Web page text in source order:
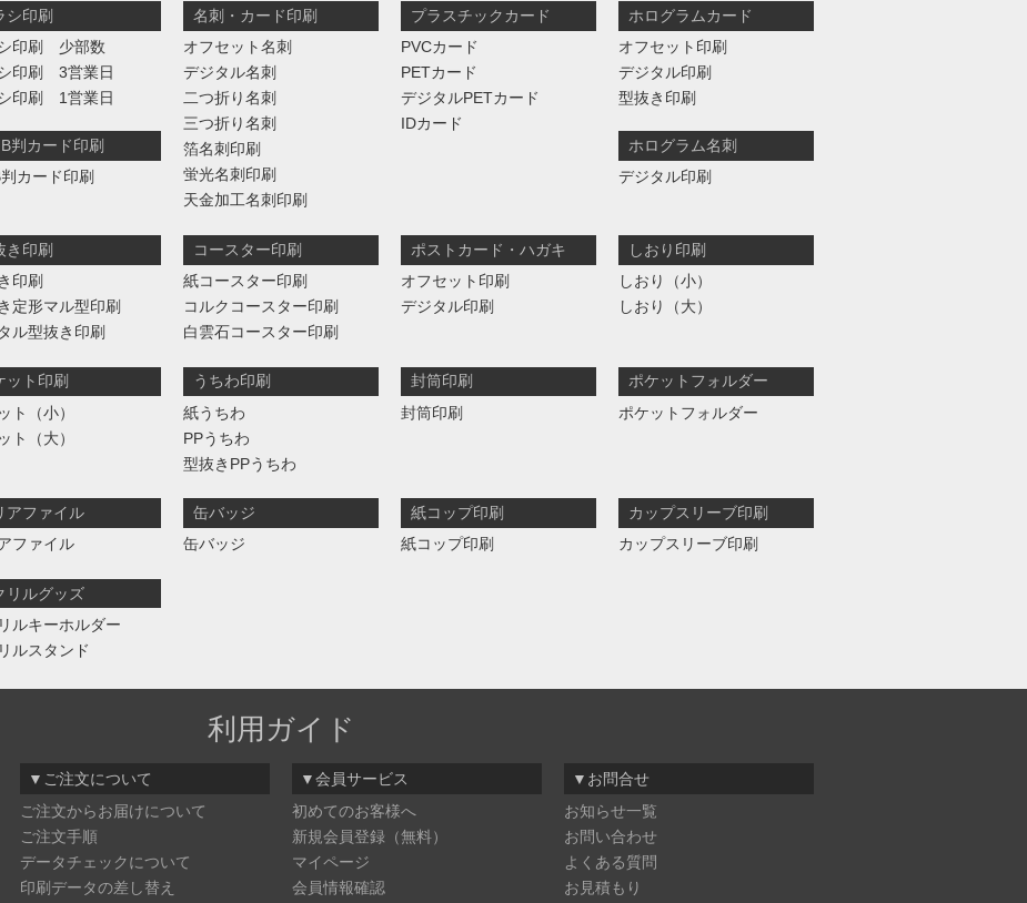
シ印刷
印刷 少部数
印刷 3営業日
印刷 1営業日
判カード印刷
カード印刷
名刺・カード印刷
オフセット名刺
デジタル名刺
二つ折り名刺
三つ折り名刺
箔名刺印刷
蛍光名刺印刷
天金加工名刺印刷
プラスチックカード
PVCカード
PETカード
デジタルPETカード
IDカード
ホログラムカード
オフセット印刷
デジタル印刷
型抜き印刷
ホログラム名刺
デジタル印刷
き印刷
印刷
定形マル型印刷
ル型抜き印刷
コースター印刷
紙コースター印刷
コルクコースター印刷
白雲石コースター印刷
ポストカード・ハガキ
オフセット印刷
デジタル印刷
しおり印刷
しおり（小）
しおり（大）
ット印刷
ト（小）
ト（大）
うちわ印刷
紙うちわ
PPうちわ
型抜きPPうちわ
封筒印刷
封筒印刷
ポケットフォルダー
ポケットフォルダー
アファイル
ファイル
缶バッジ
缶バッジ
紙コップ印刷
紙コップ印刷
カップスリーブ印刷
カップスリーブ印刷
リルグッズ
ルキーホルダー
ルスタンド
利用ガイド
▼ご注文について
ご注文からお届けについて
ご注文手順
データチェックについて
印刷データの差し替え
▼会員サービス
初めてのお客様へ
新規会員登録（無料）
マイページ
会員情報確認
▼お問合せ
お知らせ一覧
お問い合わせ
よくある質問
お見積もり